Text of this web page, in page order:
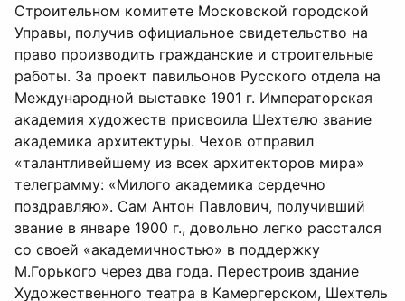
Строительном комитете Московской городской
Управы, получив официальное свидетельство на
право производить гражданские и строительные
работы. За проект павильонов Русского отдела на
Международной выставке 1901 г. Императорская
академия художеств присвоила Шехтелю звание
академика архитектуры. Чехов отправил
«талантливейшему из всех архитекторов мира»
телеграмму: «Милого академика сердечно
поздравляю». Сам Антон Павлович, получивший
звание в январе 1900 г., довольно легко расстался
со своей «академичностью» в поддержку
М.Горького через два года. Перестроив здание
Художественного театра в Камергерском, Шехтель